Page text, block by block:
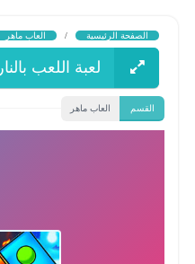
الصفحة الرئيسية / العاب ماهر
لعبة اللعب بالنار
القسم العاب ماهر